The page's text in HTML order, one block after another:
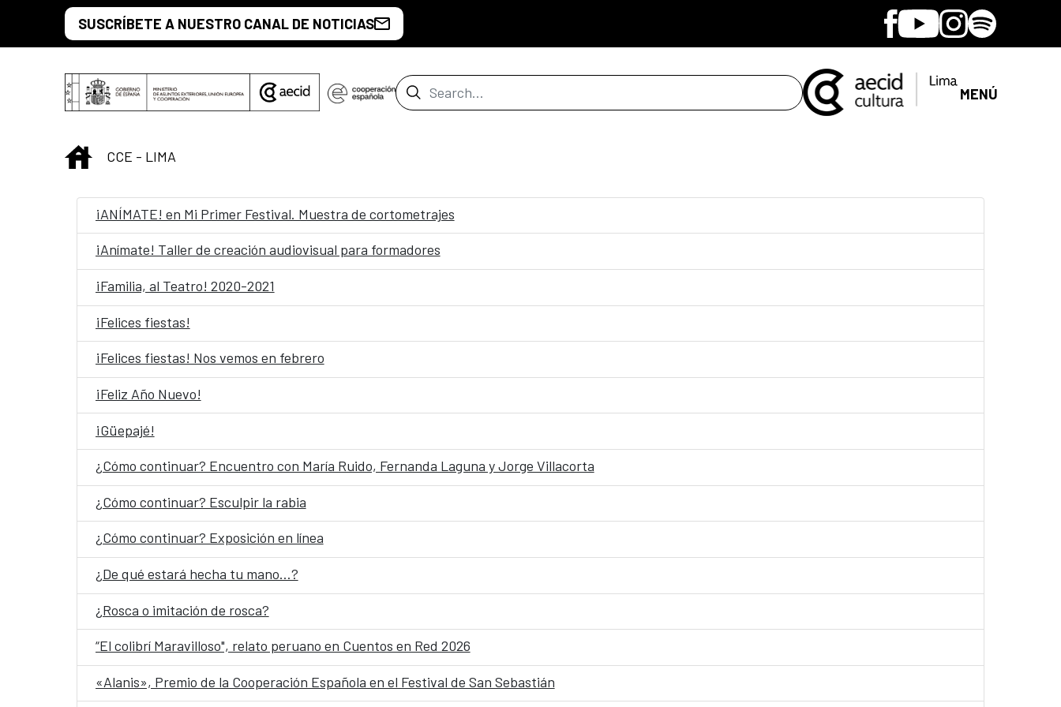
Skip to Main ContentSUSCRÍBETE A NUESTRO CANAL DE NOTICIAS Facebook
YoutubeInstagram
Spotify
Search Bar MENÚ
INICIO
CCE - LIMA
¡ANÍMATE! en Mi Primer Festival. Muestra de cortometrajes
¡Anímate! Taller de creación audiovisual para formadores
¡Familia, al Teatro! 2020-2021
¡Felices fiestas!
¡Felices fiestas! Nos vemos en febrero
¡Feliz Año Nuevo!
¡Güepajé!
¿Cómo continuar? Encuentro con María Ruido, Fernanda Laguna y Jorge Villacorta
¿Cómo continuar? Esculpir la rabia
¿Cómo continuar? Exposición en línea
¿De qué estará hecha tu mano…?
¿Rosca o imitación de rosca?
“El colibrí Maravilloso", relato peruano en Cuentos en Red 2026
«Alanis», Premio de la Cooperación Española en el Festival de San Sebastián